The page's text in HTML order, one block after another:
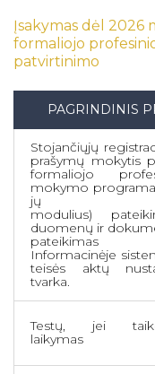
valstybės
Biblioteka
Pagalba
Ugdymas
Mokymai
valstybės lėšomis
Įsakymas dėl 2026
formaliojo
patvirtinimo
PAGRINDINIS
Stojančiųjų
prašymų mokytis
formaliojo
mokymo
jų
modulius)
duomenų ir
pateikimas
Informacinėje
teisės aktų
tvarka.
Testų, jei
laikymas